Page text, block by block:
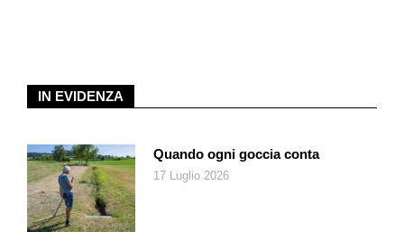
presidente degli Stati Uniti Donald Trump, vengono soltanto
menzionati con lo scopo di creare un brivido nello spettatore.
l’opera da documentario a inchiesta, sollevando così il
polverone necessario a fermare questo giro.
Nonostante ciò la serie è importante in quanto riesce a
IN EVIDENZA
Quando ogni goccia conta
17 Luglio 2026